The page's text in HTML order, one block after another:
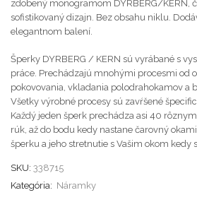
zdobený monogramom DYRBERG/KERN,
sofistikovaný dizajn. Bez obsahu niklu.
elegantnom balení.
Šperky DYRBERG / KERN sú vyrábané s
práce. Prechádzajú mnohými procesmi od
pokovovania, vkladania polodrahokamov a
Všetky výrobné procesy sú zavŕšené
Každý jeden šperk prechádza asi 40
rúk, až do bodu kedy nastane čarovný
šperku a jeho stretnutie s Vašim okom kedy
SKU: 338715
Kategória: Náramky